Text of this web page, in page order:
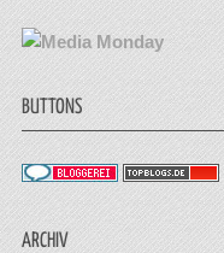
BUTTONS
ARCHIV